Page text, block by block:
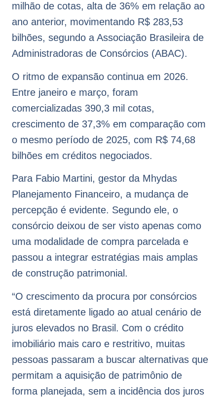
milhão de cotas, alta de 36% em relação ao
ano anterior, movimentando R$ 283,53
bilhões, segundo a Associação Brasileira de
Administradoras de Consórcios (ABAC).
O ritmo de expansão continua em 2026.
Entre janeiro e março, foram
comercializadas 390,3 mil cotas,
crescimento de 37,3% em comparação com
o mesmo período de 2025, com R$ 74,68
bilhões em créditos negociados.
Para Fabio Martini, gestor da Mhydas
Planejamento Financeiro, a mudança de
percepção é evidente. Segundo ele, o
consórcio deixou de ser visto apenas como
uma modalidade de compra parcelada e
passou a integrar estratégias mais amplas
de construção patrimonial.
“O crescimento da procura por consórcios
está diretamente ligado ao atual cenário de
juros elevados no Brasil. Com o crédito
imobiliário mais caro e restritivo, muitas
pessoas passaram a buscar alternativas que
permitam a aquisição de patrimônio de
forma planejada, sem a incidência dos juros